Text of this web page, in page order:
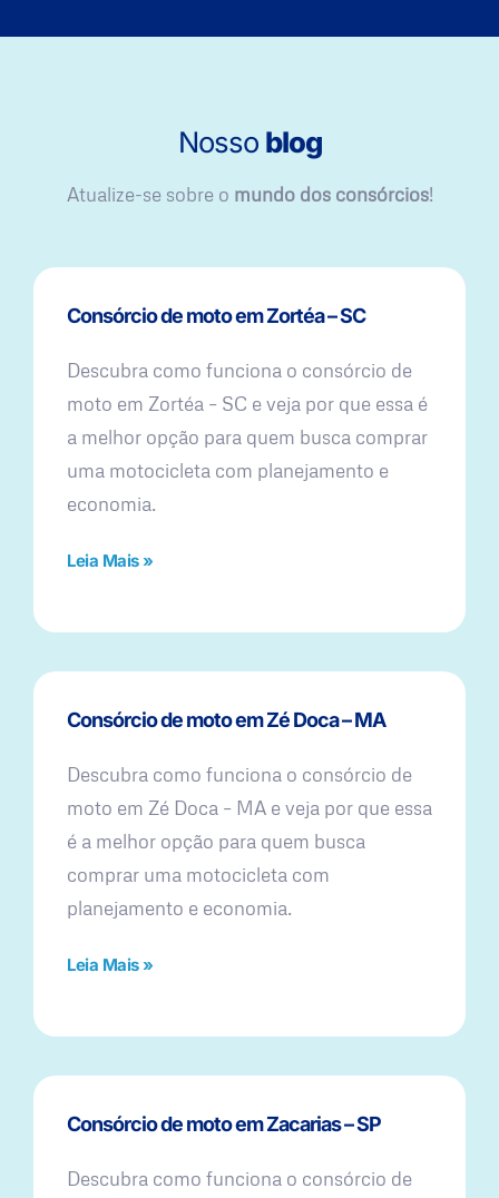
Nosso blog
Atualize-se sobre o mundo dos consórcios!
Consórcio de moto em Zortéa – SC
Descubra como funciona o consórcio de
moto em Zortéa – SC e veja por que essa é
a melhor opção para quem busca comprar
uma motocicleta com planejamento e
economia.
Leia Mais »
Consórcio de moto em Zé Doca – MA
Descubra como funciona o consórcio de
moto em Zé Doca – MA e veja por que essa
é a melhor opção para quem busca
comprar uma motocicleta com
planejamento e economia.
Leia Mais »
Consórcio de moto em Zacarias – SP
Descubra como funciona o consórcio de